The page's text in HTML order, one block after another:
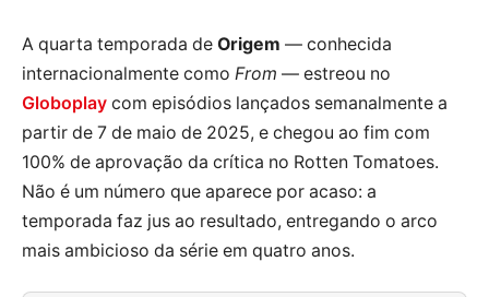
A quarta temporada de Origem — conhecida
internacionalmente como From — estreou no
Globoplay com episódios lançados semanalmente a
partir de 7 de maio de 2025, e chegou ao fim com
100% de aprovação da crítica no Rotten Tomatoes.
Não é um número que aparece por acaso: a
temporada faz jus ao resultado, entregando o arco
mais ambicioso da série em quatro anos.